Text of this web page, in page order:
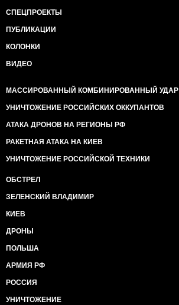
СПЕЦПРОЕКТЫ
ПУБЛИКАЦИИ
КОЛОНКИ
ВИДЕО
МАССИРОВАННЫЙ КОМБИНИРОВАННЫЙ УДАР
УНИЧТОЖЕНИЕ РОССИЙСКИХ ОККУПАНТОВ
АТАКА ДРОНОВ НА РЕГИОНЫ РФ
РАКЕТНАЯ АТАКА НА КИЕВ
УНИЧТОЖЕНИЕ РОССИЙСКОЙ ТЕХНИКИ
ОБСТРЕЛ
ЗЕЛЕНСКИЙ ВЛАДИМИР
КИЕВ
ДРОНЫ
ПОЛЬША
АРМИЯ РФ
РОССИЯ
УНИЧТОЖЕНИЕ